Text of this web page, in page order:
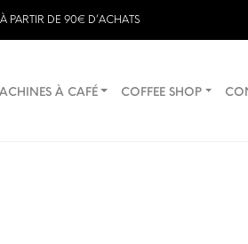
PARTIR DE 90€ D’ACHATS
À CAFÉ COFFEE SHOP